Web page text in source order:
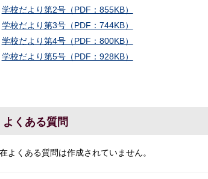
学校だより第2号（PDF：855KB）
学校だより第3号（PDF：744KB）
学校だより第4号（PDF：800KB）
学校だより第5号（PDF：928KB）
よくある質問
よくある質問は作成されていません。